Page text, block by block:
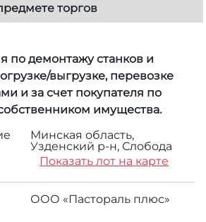
торгов
по демонтажу станков и
выгрузке, перевозке
и за счет покупателя по
имущества.
Минская область,
Узденский р-н, Слобода
Показать лот на карте
ООО «Пастораль плюс»